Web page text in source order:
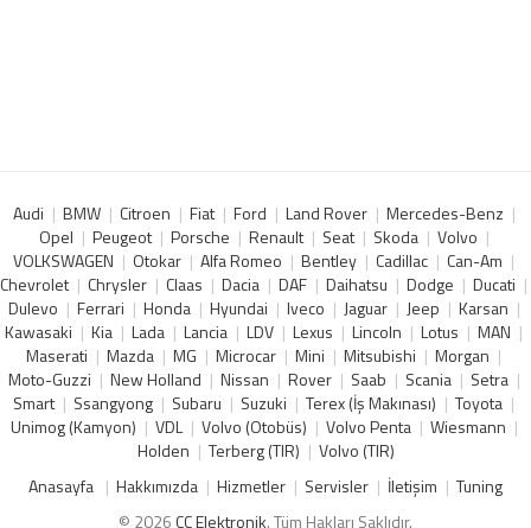
Audi BMW Citroen Fiat Ford Land Rover
Mercedes-Benz
Opel
Peugeot Porsche Renault Seat Skoda
Volvo
VOLKSWAGEN
Otokar Alfa Romeo Bentley Cadillac
Can-Am
Chevrolet
Chrysler Claas Dacia DAF Daihatsu Dodge
Ducati
Dulevo
Ferrari Honda Hyundai Iveco Jaguar Jeep
Karsan
Kawasaki
Kia Lada Lancia LDV Lexus Lincoln Lotus
MAN
Maserati
Mazda MG Microcar Mini Mitsubishi
Morgan
Moto-Guzzi
New Holland Nissan Rover Saab Scania
Setra
Smart
Ssangyong Subaru Suzuki Terex (İş Makınası)
Toyota
Unimog (Kamyon)
VDL Volvo (Otobüs) Volvo Penta
Wiesmann
Holden
Terberg (TIR)
Volvo (TIR)
Anasayfa
Hakkımızda Hizmetler Servisler İletişim
Tuning
© 2026 CC Elektronik. Tüm Hakları Saklıdır.